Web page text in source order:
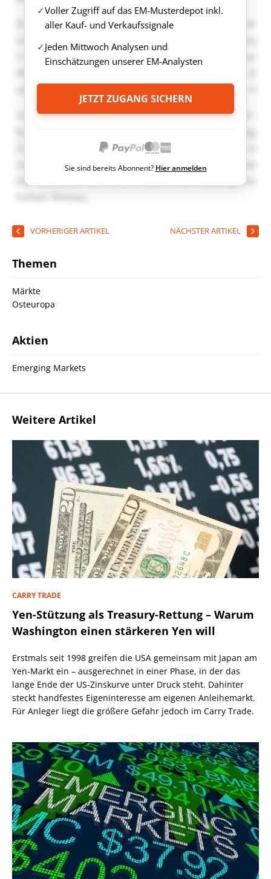
Voller Zugriff auf das EM-Musterdepot inkl.
aller Kauf- und Verkaufssignale
Jeden Mittwoch Analysen und
Einschätzungen unserer EM-Analysten
JETZT ZUGANG SICHERN
Sie sind bereits Abonnent? Hier anmelden
VORHERIGER ARTIKEL NÄCHSTER ARTIKEL
Themen
Märkte
Osteuropa
Aktien
Emerging Markets
Weitere Artikel
CARRY TRADE
Yen-Stützung als Treasury-Rettung – Warum
Washington einen stärkeren Yen will
Erstmals seit 1998 greifen die USA gemeinsam mit Japan am
Yen-Markt ein – ausgerechnet in einer Phase, in der das
lange Ende der US-Zinskurve unter Druck steht. Dahinter
steckt handfestes Eigeninteresse am eigenen Anleihemarkt.
Für Anleger liegt die größere Gefahr jedoch im Carry Trade.